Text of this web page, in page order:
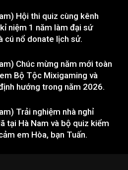
Hội thi quiz cùng kênh
niệm 1 năm làm đại sứ
cú nổ donate lịch sử.
Chúc mừng năm mới toàn
Bộ Tộc Mixigaming và
hướng trong năm 2026.
Trải nghiệm nhà nghỉ
tại Hà Nam và bộ quiz kiểm
em Hòa, bạn Tuấn.